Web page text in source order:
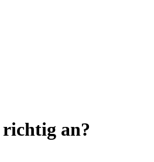
richtig an?